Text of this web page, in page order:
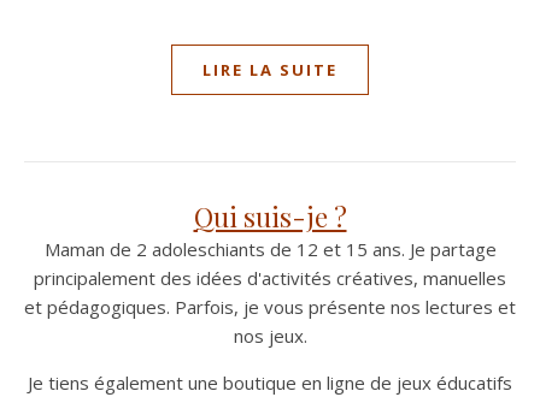
LIRE LA SUITE
Qui suis-je ?
Maman de 2 adoleschiants de 12 et 15 ans. Je partage
principalement des idées d'activités créatives, manuelles
et pédagogiques. Parfois, je vous présente nos lectures et
nos jeux.
Je tiens également une boutique en ligne de jeux éducatifs